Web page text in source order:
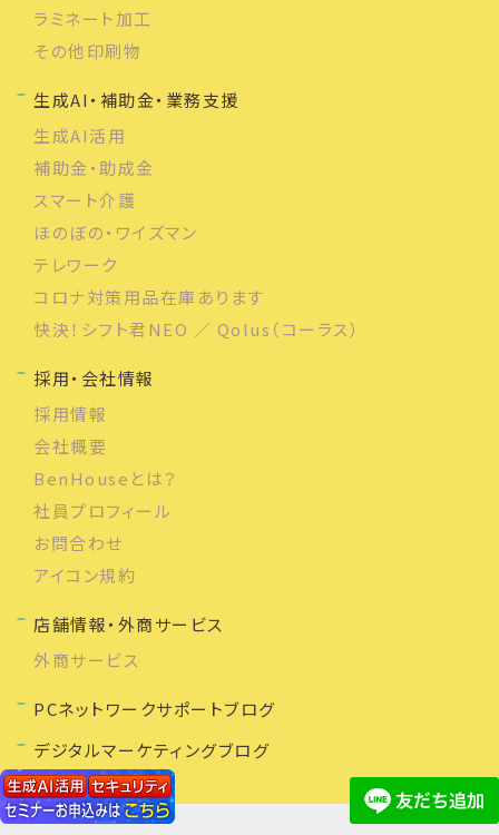
ラミネート加工
その他印刷物
生成AI・補助金・業務支援
生成AI活用
補助金・助成金
スマート介護
ほのぼの・ワイズマン
テレワーク
コロナ対策用品在庫あります
快決！シフト君NEO ／ Qolus（コーラス）
採用・会社情報
採用情報
会社概要
BenHouseとは？
社員プロフィール
お問合わせ
アイコン規約
店舗情報・外商サービス
外商サービス
PCネットワークサポートブログ
デジタルマーケティングブログ